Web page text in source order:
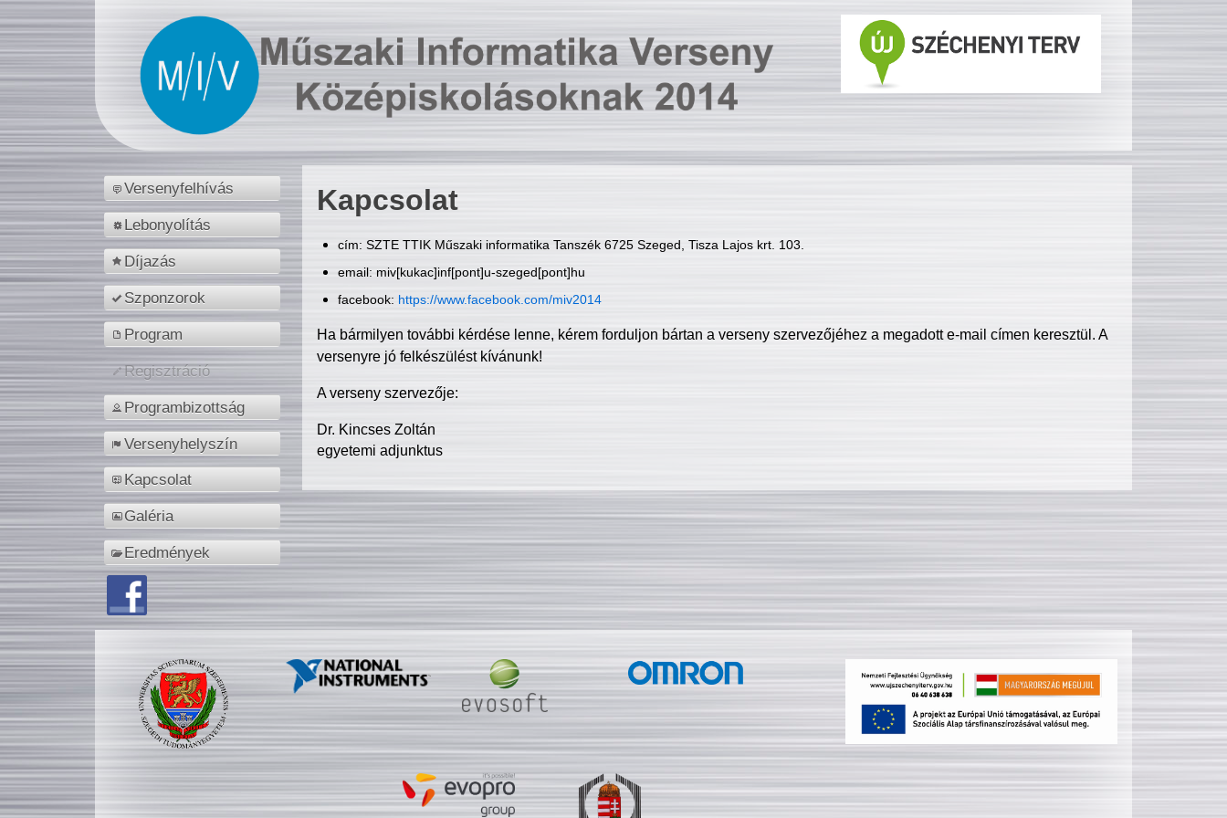
Versenyfelhívás
Lebonyolítás
Díjazás
Szponzorok
Program
Regisztráció
Programbizottság
Versenyhelyszín
Kapcsolat
Galéria
Eredmények
Kapcsolat
cím: SZTE TTIK Műszaki informatika Tanszék 6725 Szeged, Tisza Lajos krt. 103.
email: miv[kukac]inf[pont]u-szeged[pont]hu
facebook: https://www.facebook.com/miv2014
Ha bármilyen további kérdése lenne, kérem forduljon bártan a verseny szervezőjéhez a megadott e-mail címen keresztül. A
versenyre jó felkészülést kívánunk!
A verseny szervezője:
Dr. Kincses Zoltán
egyetemi adjunktus